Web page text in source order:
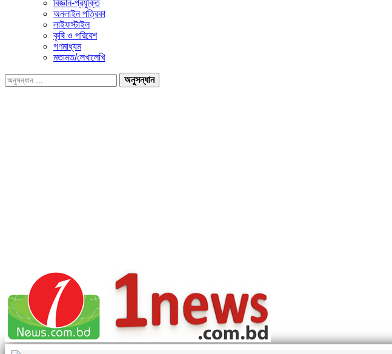
বিজ্ঞান-প্রযুক্তি
অনলাইন পত্রিকা
লাইফস্টাইল
কৃষি ও পরিবেশ
গণমাধ্যম
মতামত/লেখালেখি